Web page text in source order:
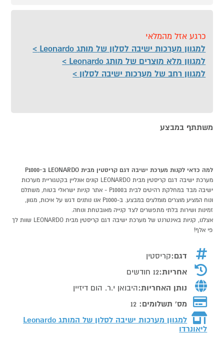
כרגע אזל מהמלאי
למגוון מערכות ישיבה לסלון של מותג Leonardo
למגוון מלא מוצרים של מותג Leonardo
למגוון רחב של מערכות ישיבה לסלון
משתתף במבצע
למה כדאי לקנות מערכת ישיבה דגם קריסטין מבית LEONARDO ב-P1000
מערכת ישיבה דגם קריסטין מבית LEONARDO קונים אונליין בקטגוריית מערכות
ישיבה מבד במחלקת רהיטים לבית בP1000 - אתר קניות ישראלי בטוח, משתלם
ונוח המציע מוצרים מומלצים במבצע. ב-P1000 אנו נותנים דגש על איכות, מגוון,
זמינות ושירות בלתי מתפשרים לצד קנייה מאובטחת ונוחה.
אצלנו, קניות באינטרנט של מערכת ישיבה דגם קריסטין מבית LEONARDO שוות לך
פי אלף!
דגם:קריסטין
אחריות:12 חודשים
נותן האחריות:היבואן י.ר. הום דיזיין
מס' תשלומים: 12
למגוון מערכות ישיבה לסלון של המותג Leonardo
ליאונרדו